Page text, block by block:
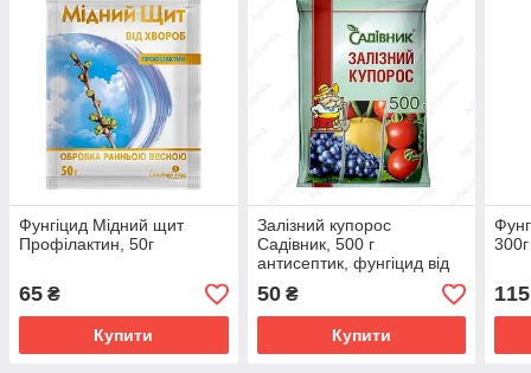
Фунгіцид Мідний щит
Профілактин, 50г
65 ₴
Купити
Залізний купорос
Садівник, 500 г
антисептик, фунгіцид від
мохів, грибів, лишайників і
гнилі
50₴
Купити
115